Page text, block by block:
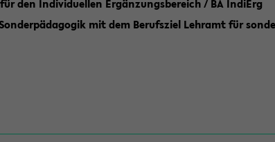
den Individuellen Ergänzungsbereich / BA IndiErg
mit dem Berufsziel Lehramt für